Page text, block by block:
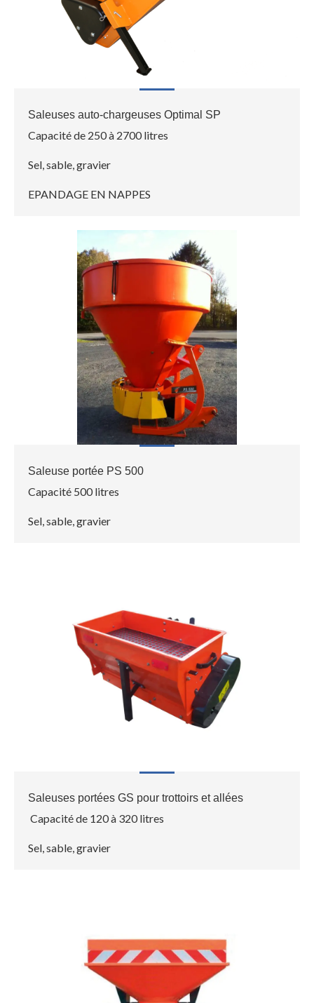
Saleuses auto-chargeuses Optimal SP
Capacité de 250 à 2700 litres
Sel, sable, gravier
EPANDAGE EN NAPPES
Saleuse portée PS 500
Capacité 500 litres
Sel, sable, gravier
Saleuses portées GS pour trottoirs et allées
Capacité de 120 à 320 litres
Sel, sable, gravier